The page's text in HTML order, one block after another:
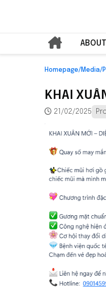
Homepage/Media/
KHAI
21/02/2025